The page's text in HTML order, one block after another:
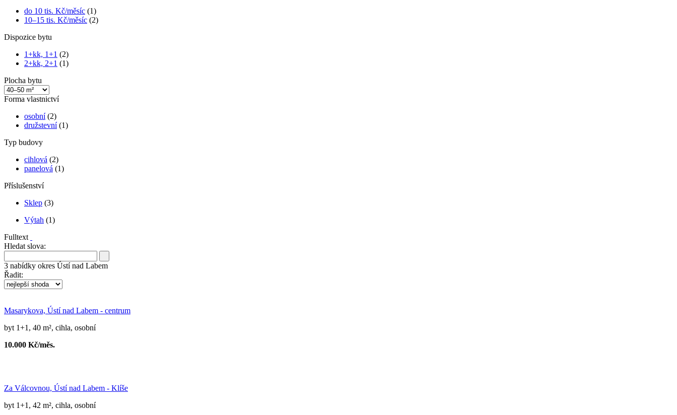
do 10 tis. Kč/měsíc (1)
10–15 tis. Kč/měsíc (2)
Dispozice bytu
1+kk, 1+1 (2)
2+kk, 2+1 (1)
Plocha bytu
Forma vlastnictví
osobní(2)
družstevní(1)
Typ budovy
cihlová (2)
panelová (1)
Příslušenství
Sklep (3)
Výtah (1)
Fulltext
Hledat slova:
3 nabídky okres Ústí nad Labem
Řadit:
Masarykova, Ústí nad Labem - centrum
byt 1+1, 40 m², cihla, osobní
10.000 Kč/měs.
Za Válcovnou, Ústí nad Labem - Klíše
byt 1+1, 42 m², cihla, osobní